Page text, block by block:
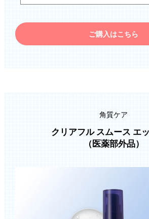
ご購入はこちら
角質ケア
クリアフル スムース エ
（医薬部外品）